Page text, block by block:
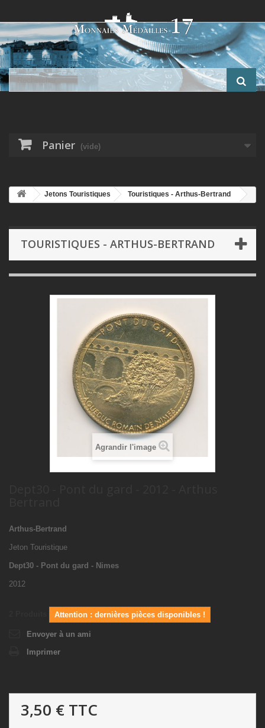
Panier (vide)
Jetons Touristiques
Touristiques - Arthus-Bertrand
TOURISTIQUES - ARTHUS-BERTRAND
Agrandir l'image
Arthus-Bertrand
Jeton Touristique
Dept30 - Pont du gard - Nimes
2012
Attention : dernières pièces disponibles !
Envoyer à un ami
Imprimer
3,50 € TTC